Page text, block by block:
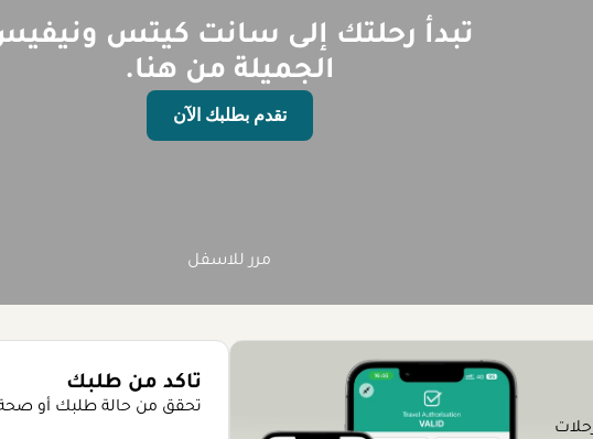
تبدأ رحلتك إلى سانت كيتس
الجميلة من هنا.
تقدم بطلبك الآن
مرر للاسفل
تاكد من طلبك
تحقق من حالة طلبك أو